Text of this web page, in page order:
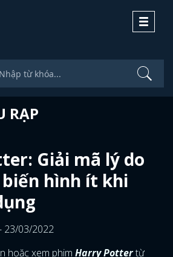
Toggle
RẠP
Giải mã lý do
hình ít khi
23/03/2022
hoặc xem phim Harry Pottertừ